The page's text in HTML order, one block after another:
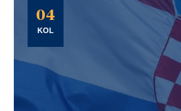
04
KOL